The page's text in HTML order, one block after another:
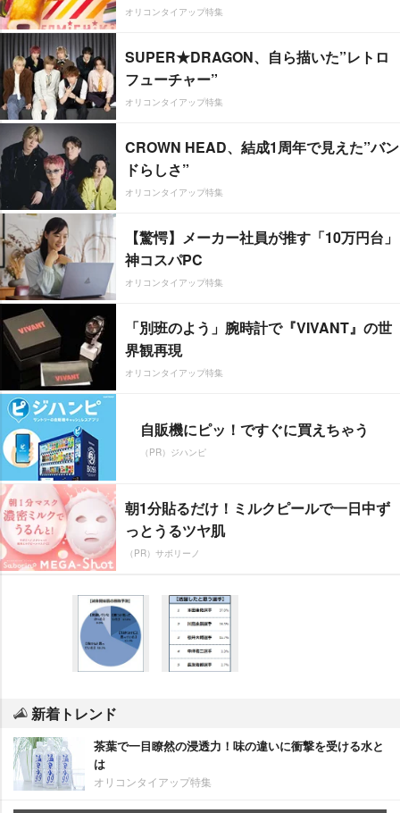
オリコンタイアップ特集
SUPER★DRAGON、自ら描いた”レトロ
フューチャー”
オリコンタイアップ特集
CROWN HEAD、結成1周年で見えた”バン
ドらしさ”
オリコンタイアップ特集
【驚愕】メーカー社員が推す「10万円台」
神コスパPC
オリコンタイアップ特集
「別班のよう」腕時計で『VIVANT』の世
界観再現
オリコンタイアップ特集
自販機にピッ！ですぐに買えちゃう
（PR）ジハンピ
朝1分貼るだけ！ミルクピールで一日中ず
っとうるツヤ肌
（PR）サボリーノ
新着トレンド
茶葉で一目瞭然の浸透力！味の違いに衝撃を受ける水と
は
オリコンタイアップ特集